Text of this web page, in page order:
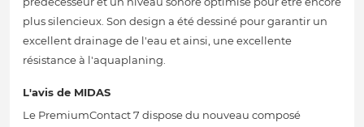
plus silencieux. Son design a été dessiné pour garantir un
excellent drainage de l'eau et ainsi, une excellente
résistance à l'aquaplaning.
L'avis de MIDAS
Le PremiumContact 7 dispose du nouveau composé